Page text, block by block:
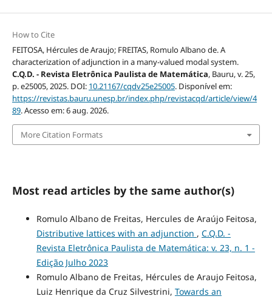
How to Cite
FEITOSA, Hércules de Araujo; FREITAS, Romulo Albano de. A
characterization of adjunction in a many-valued modal system.
C.Q.D. - Revista Eletrônica Paulista de Matemática, Bauru, v. 25,
p. e25005, 2025. DOI: 10.21167/cqdv25e25005. Disponível em:
https://revistas.bauru.unesp.br/index.php/revistacqd/article/view/4
89. Acesso em: 6 aug. 2026.
More Citation Formats
Most read articles by the same author(s)
Romulo Albano de Freitas, Hercules de Araújo Feitosa,
Distributive lattices with an adjunction , C.Q.D. -
Revista Eletrônica Paulista de Matemática: v. 23, n. 1 -
Edição Julho 2023
Romulo Albano de Freitas, Hércules de Araujo Feitosa,
Luiz Henrique da Cruz Silvestrini, Towards an